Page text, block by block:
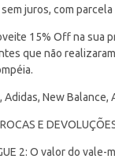
juros, com
15% Off na sua
que não
Adidas, New
E
2: O valor do